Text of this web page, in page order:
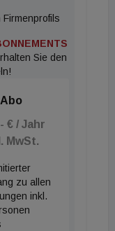
Sie den
€ / Jahr
MwSt.
zu allen
inkl.